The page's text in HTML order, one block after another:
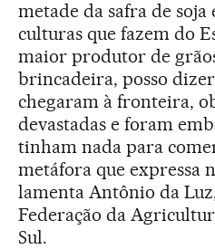
metade da safra de soja
culturas que fazem do
maior produtor de
brincadeira, posso
chegaram à fronteira,
devastadas e foram
tinham nada para
metáfora que expressa
lamenta Antônio da
Federação da
Sul.